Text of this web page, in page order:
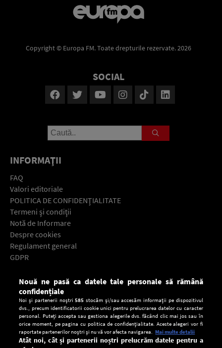
Copyright © Europa FM. Toate drepturile rezervate. 2026
SOCIAL
INFORMAŢII
FAQ
Valori editoriale
POLITICA DE CONFIDENŢIALITATE
Termeni şi condiţii
Notă de Informare
Despre cookies
Regulament general
GDPR
Descarcă gratuit aplicaţia Europa FM pentru smartphone:
Nouă ne pasă ca datele tale personale să rămână
confidențiale
Noi și partenerii noștri585 stocăm și/sau accesăm informații pe dispozitivul
dvs., precum identificatorii cookie unici pentru prelucrarea datelor cu caracter
personal. Puteți accepta sau gestiona alegerile dvs. făcând clic mai jos sau în
orice moment, pe pagina cu politica de confidențialitate. Aceste alegeri vor fi
raportate partenerilor noștri și nu vă vor afecta navigarea. Mai multe detalii
Atât noi, cât și partenerii noștri prelucrăm datele pentru a